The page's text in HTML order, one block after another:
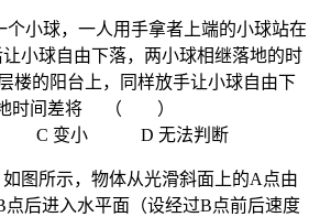
个小球，一人用手拿者上端的小球站在
小球自由下落，两小球相继落地的时
楼的阳台上，同样放手让小球自由下
地时间差将 （ ）
C 变小 D 无法判断
图所示，物体从光滑斜面上的A点由
后进入水平面（设经过B点前后速度